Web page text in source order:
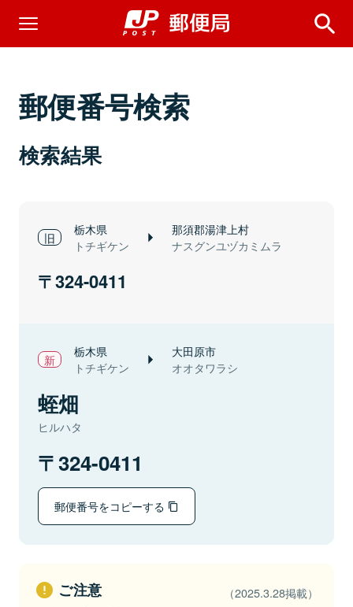
郵便番号検索
検索結果
栃木県
トチギケン
那須郡湯津上村
ナスグンユヅカミムラ
324-0411
栃木県
トチギケン
大田原市
オオタワラシ
蛭畑
ヒルハタ
324-0411
郵便番号をコピーする
ご注意 （2025.3.28掲載）